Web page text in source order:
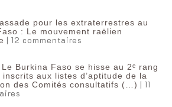
pour les extraterrestres au
: Le mouvement raëlien
| 12 commentaires
Le Burkina Faso se hisse au 2ᵉ rang
inscrits aux listes d’aptitude de la
des Comités consultatifs (…) | 11